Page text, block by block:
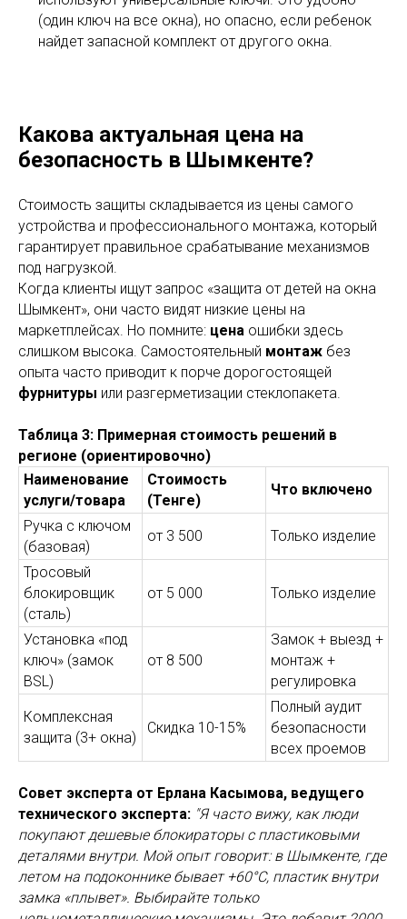
(один ключ на все окна), но опасно, если ребенок
найдет запасной комплект от другого окна.
Какова актуальная цена на
безопасность в Шымкенте?
Стоимость защиты складывается из цены самого
устройства и профессионального монтажа, который
гарантирует правильное срабатывание механизмов
под нагрузкой.
Когда клиенты ищут запрос «защита от детей на окна
Шымкент», они часто видят низкие цены на
маркетплейсах. Но помните: цена ошибки здесь
слишком высока. Самостоятельный монтаж без
опыта часто приводит к порче дорогостоящей
фурнитуры или разгерметизации стеклопакета.
Таблица 3: Примерная стоимость решений в
регионе (ориентировочно)
Наименование
услуги/товара
Стоимость
(Тенге)
Что включено
Ручка с ключом
(базовая)
от 3 500 Только изделие
Тросовый
блокировщик
(сталь)
от 5 000 Только изделие
Установка «под
ключ» (замок
BSL)
от 8 500
Замок + выезд +
монтаж +
регулировка
Комплексная
защита (3+ окна)
Скидка 10-15%
Полный аудит
безопасности
всех проемов
Совет эксперта от Ерлана Касымова, ведущего
технического эксперта: "Я часто вижу, как люди
покупают дешевые блокираторы с пластиковыми
деталями внутри. Мой опыт говорит: в Шымкенте, где
летом на подоконнике бывает +60°C, пластик внутри
замка «плывет». Выбирайте только